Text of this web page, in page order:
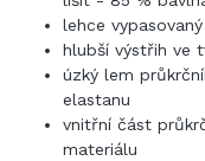
lehce
hlubší výstřih ve
úzký lem
elastanu
vnitřní část
materiálu